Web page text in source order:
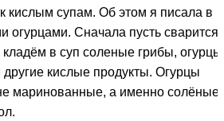
кислым супам. Об этом я писала в
огурцами. Сначала пусть сварится
кладём в суп соленые грибы,
другие кислые продукты. Огурцы
маринованные, а именно солёные,